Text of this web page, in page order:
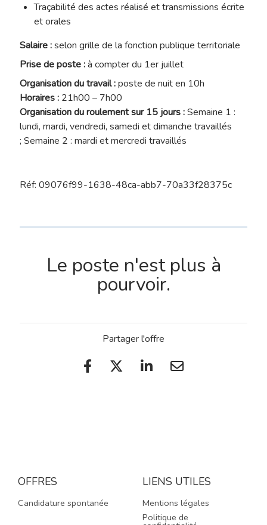
Traçabilité des actes réalisé et transmissions écrite
et orales
Salaire :selon grille de la fonction publique territoriale
Prise de poste :à compter du 1er juillet
Organisation du travail :poste de nuit en 10h
Horaires :21h00 – 7h00
Organisation du roulement sur 15 jours :Semaine 1 :
lundi, mardi, vendredi, samedi et dimanche travaillés
; Semaine 2 : mardi et mercredi travaillés
Réf: 09076f99-1638-48ca-abb7-70a33f28375c
Le poste n'est plus à
pourvoir.
Partager l'offre
OFFRES
Candidature spontanée
LIENS UTILES
Mentions légales
Politique de